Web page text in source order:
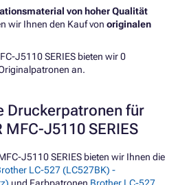
von hoher Qualität
wir Ihnen den Kauf von originalen
J5110 SERIES bieten wir 0
an.
Druckerpatronen für
MFC-J5110 SERIES
J5110 SERIES bieten wir Ihnen die
LC-527 (LC527BK) -